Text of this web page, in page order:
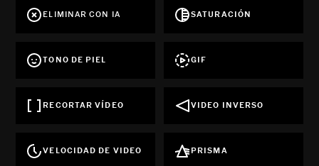
ELIMINAR CON IA SATURACIÓN
TONO DE PIEL GIF
RECORTAR VÍDEO VIDEO INVERSO
VELOCIDAD DE VIDEO PRISMA